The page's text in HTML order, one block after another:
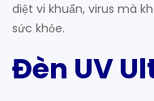
diệt vi khuẩn, virus mà
sức khỏe.
Đèn UV